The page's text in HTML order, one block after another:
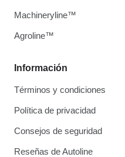
Información
Términos y condiciones
Política de privacidad
Consejos de seguridad
Reseñas de Autoline
Machineryline™
Agroline™